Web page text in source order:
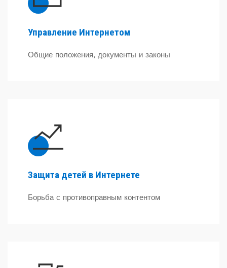
Управление Интернетом
Общие положения, документы и законы
Защита детей в Интернете
Борьба с противоправным контентом